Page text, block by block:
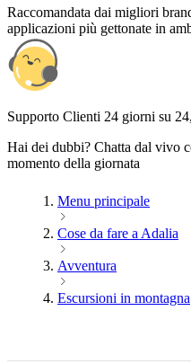
Raccomandata dai migliori
applicazioni più gettonate in
Supporto Clienti 24 giorni su
Hai dei dubbi? Chatta dal vivo
momento della giornata
Menu principale
Cose da fare a Adalia
Avventura
Escursioni in montagna